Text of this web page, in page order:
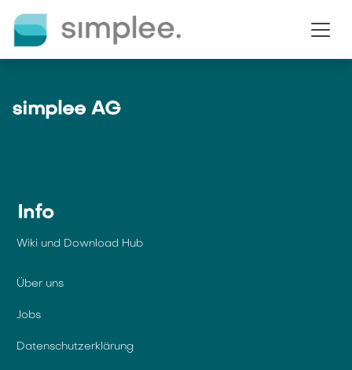
simplee AG
Info
Wiki und Download Hub
Über uns
Jobs
Datenschutzerklärung